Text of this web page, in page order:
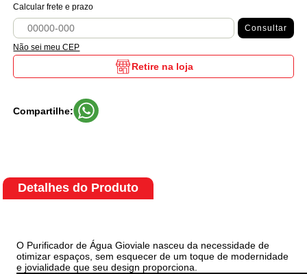
Calcular frete e prazo
Consultar
Não sei meu CEP
Retire na loja
Compartilhe:
Detalhes do Produto
O Purificador de Água Gioviale nasceu da necessidade de
otimizar espaços, sem esquecer de um toque de modernidade
e jovialidade que seu design proporciona.